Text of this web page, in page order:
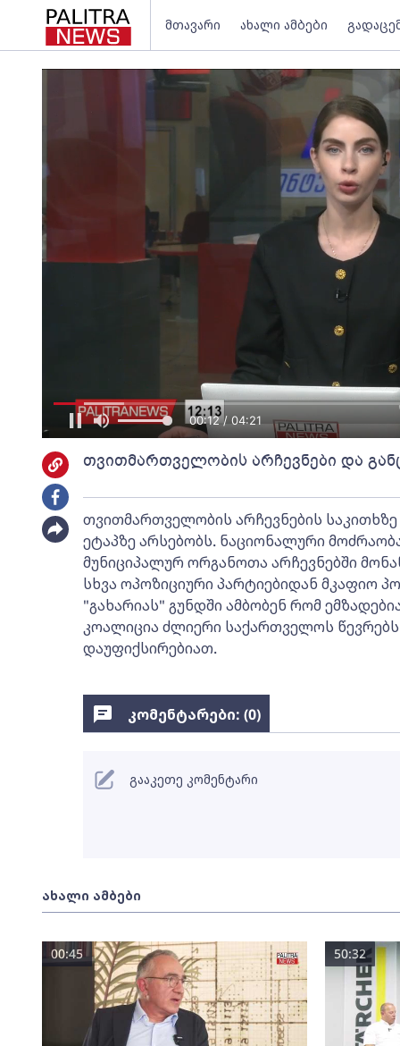
მთავარი ახალი ამბები
00:13 / 04:21
თვითმართველობის არჩევნები და
თვითმართველობის არჩევნების საკითხზე
ეტაპზე არსებობს. ნაციონალური
მუნიციპალურ ორგანოთა არჩევნებში
სხვა ოპოზიციური პარტიებიდან მკაფიო
"გახარიას" გუნდში ამბობენ რომ
კოალიცია ძლიერი საქართველოს
დაუფიქსირებიათ.
ახალი ამბები
00:45 50:32
კომენტარები: (0)
გააკეთე კომენტარი